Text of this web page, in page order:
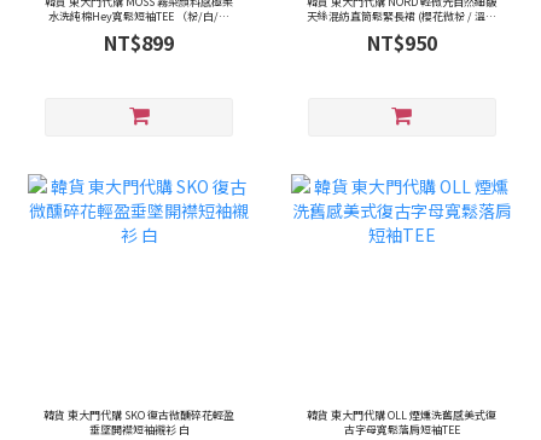
水洗純棉Hey寬鬆短袖TEE （粉/白/鐵
灰）
NT$899
天絲混紡直筒鬆緊長裙 (櫻花微粉 / 溫柔
奶油黃 / 黑/ 鐵灰）
NT$950
韓貨 東大門代購 SKO 復古微醺碎花輕盈
垂墜開襟短袖襯衫 白
韓貨 東大門代購 OLL 煙燻洗舊感美式復
古字母寬鬆落肩短袖TEE